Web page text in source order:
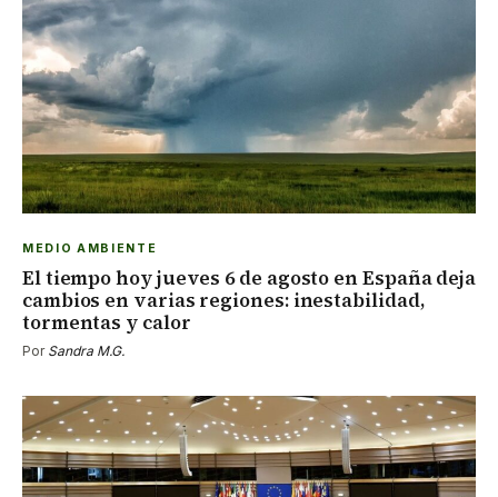
MEDIO AMBIENTE
El tiempo hoy jueves 6 de agosto en España deja
cambios en varias regiones: inestabilidad,
tormentas y calor
Por Sandra M.G.